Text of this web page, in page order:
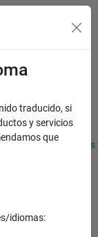
traducido, si
y servicios
que
idiomas: